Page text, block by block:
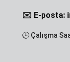
✉️ E-posta:
🕒 Çalışma